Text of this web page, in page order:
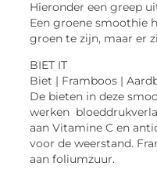
Hieronder een greep
Een groene smoothie
groen te zijn, maar er
BIET IT
Biet | Framboos |
De bieten in deze
werken
aan Vitamine C en
voor de weerstand.
aan foliumzuur.